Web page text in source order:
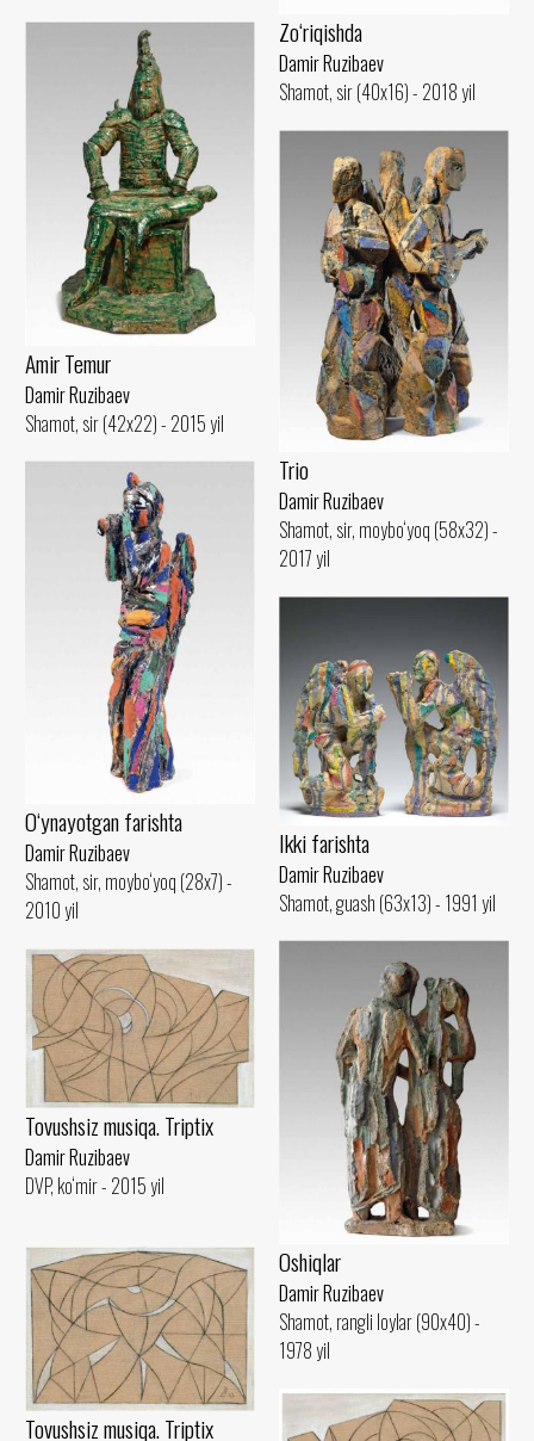
Zo‘riqishda
Damir Ruzibaev
Shamot, sir (40x16) - 2018 yil
Amir Temur
Damir Ruzibaev
Shamot, sir (42x22) - 2015 yil
Trio
Damir Ruzibaev
Shamot, sir, moybo‘yoq (58x32) -
2017 yil
O‘ynayotgan farishta
Damir Ruzibaev
Shamot, sir, moybo‘yoq (28x7) -
2010 yil
Ikki farishta
Damir Ruzibaev
Shamot, guash (63x13) - 1991 yil
Oshiqlar
Damir Ruzibaev
Shamot, rangli loylar (90x40) -
1978 yil
Tovushsiz musiqa. Triptix
Damir Ruzibaev
DVP, ko‘mir - 2015 yil
Tovushsiz musiqa. Triptix